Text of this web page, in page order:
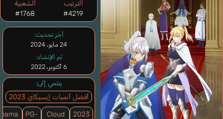
آخر تحديث:
24 مايو، 2024
تم الإنشاء:
6 أكتوبر، 2022
ينتمي إلى:
أفضل أنميات إيسيكاي 2023
2023
Cloud
PG-
الترتيب
#4219
الشعبية
#1768